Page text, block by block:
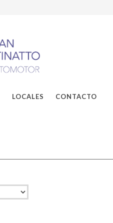
LOCALES CONTACTO